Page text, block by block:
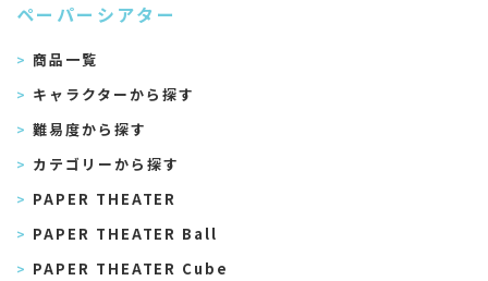
ペーパーシアター
商品一覧
キャラクターから探す
難易度から探す
カテゴリーから探す
PAPER THEATER
PAPER THEATER Ball
PAPER THEATER Cube